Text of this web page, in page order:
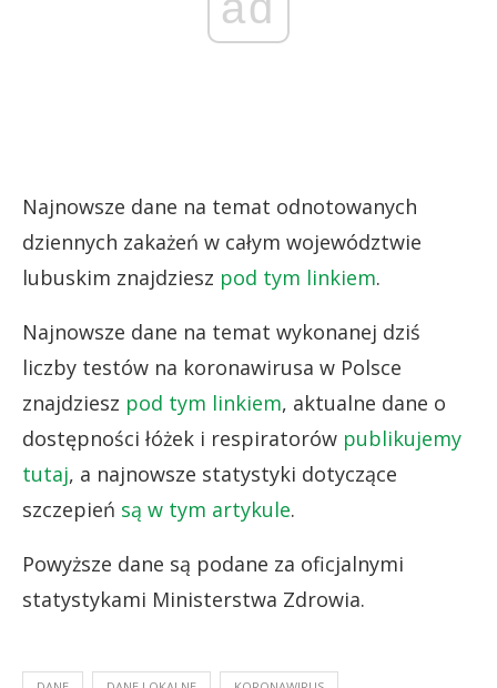
Najnowsze dane na temat odnotowanych
dziennych zakażeń w całym województwie
lubuskim znajdziesz pod tym linkiem.
Najnowsze dane na temat wykonanej dziś
liczby testów na koronawirusa w Polsce
znajdziesz pod tym linkiem, aktualne dane o
dostępności łóżek i respiratorów publikujemy
tutaj, a najnowsze statystyki dotyczące
szczepień są w tym artykule.
Powyższe dane są podane za oficjalnymi
statystykami Ministerstwa Zdrowia.